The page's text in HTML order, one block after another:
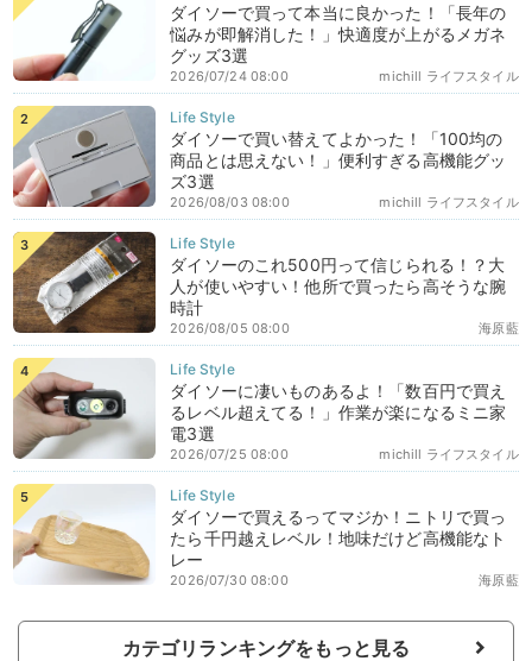
ダイソーで買って本当に良かった！「長年の
悩みが即解消した！」快適度が上がるメガネ
グッズ3選
michill ライフスタイル
2026/07/24 08:00
ダイソーで買い替えてよかった！「100均の
商品とは思えない！」便利すぎる高機能グッ
ズ3選
michill ライフスタイル
2026/08/03 08:00
ダイソーのこれ500円って信じられる！？大
人が使いやすい！他所で買ったら高そうな腕
時計
海原藍
2026/08/05 08:00
ダイソーに凄いものあるよ！「数百円で買え
るレベル超えてる！」作業が楽になるミニ家
電3選
michill ライフスタイル
2026/07/25 08:00
ダイソーで買えるってマジか！ニトリで買っ
たら千円越えレベル！地味だけど高機能なト
レー
海原藍
2026/07/30 08:00
カテゴリランキングをもっと見る